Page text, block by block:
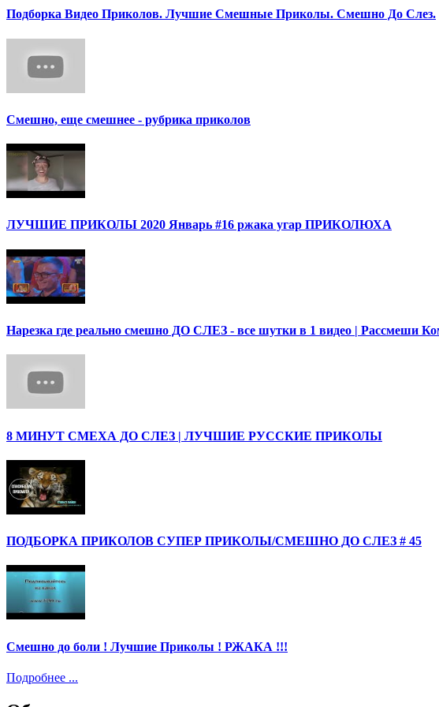
Подборка Видео Приколов. Лучшие Смешные Приколы. Смешно До Слез.
Смешно, еще смешнее - рубрика приколов
ЛУЧШИЕ ПРИКОЛЫ 2020 Январь #16 ржака угар ПРИКОЛЮХА
Нарезка где реально смешно ДО СЛЕЗ - все шутки в 1 видео | Рассмеши
8 МИНУТ СМЕХА ДО СЛЕЗ | ЛУЧШИЕ РУССКИЕ ПРИКОЛЫ
ПОДБОРКА ПРИКОЛОВ СУПЕР ПРИКОЛЫ/СМЕШНО ДО СЛЕЗ # 45
Смешно до боли ! Лучшие Приколы ! РЖАКА !!!
Подробнее ...